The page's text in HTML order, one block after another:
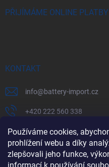
Používáme cookies,
prohlížení webu a díky
zlepšovali jeho funkce,
PŘIJÍMÁME ONLINE PLATBY
KONTAKT
info@battery-import.cz
+420 222 560 338
+420 774 969 705